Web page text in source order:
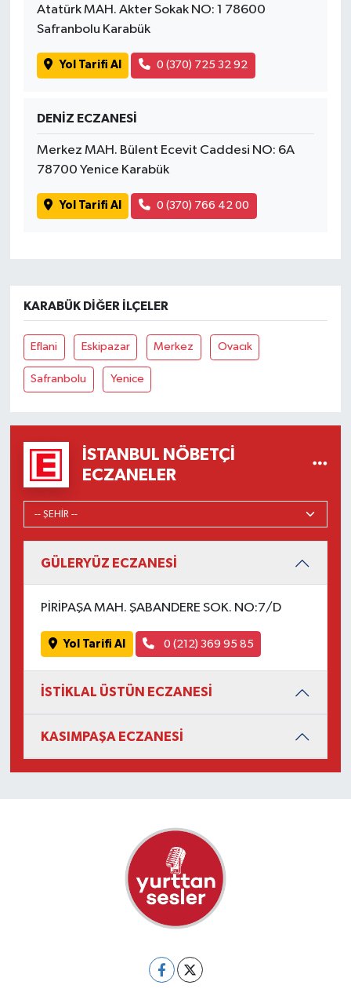
Atatürk MAH. Akter Sokak NO: 1 78600
Safranbolu Karabük
Yol Tarifi Al 0 (370) 725 32 92
DENİZ ECZANESİ
Merkez MAH. Bülent Ecevit Caddesi NO: 6A
78700 Yenice Karabük
Yol Tarifi Al 0 (370) 766 42 00
KARABÜK DIĞER İLÇELER
Eflani Eskipazar Merkez Ovacık
Safranbolu Yenice
İSTANBUL NÖBETÇI
ECZANELER
GÜLERYÜZ ECZANESİ
PİRİPAŞA MAH. ŞABANDERE SOK. NO:7/D
Yol Tarifi Al 0 (212) 369 95 85
İSTİKLAL ÜSTÜN ECZANESİ
KASIMPAŞA ECZANESİ